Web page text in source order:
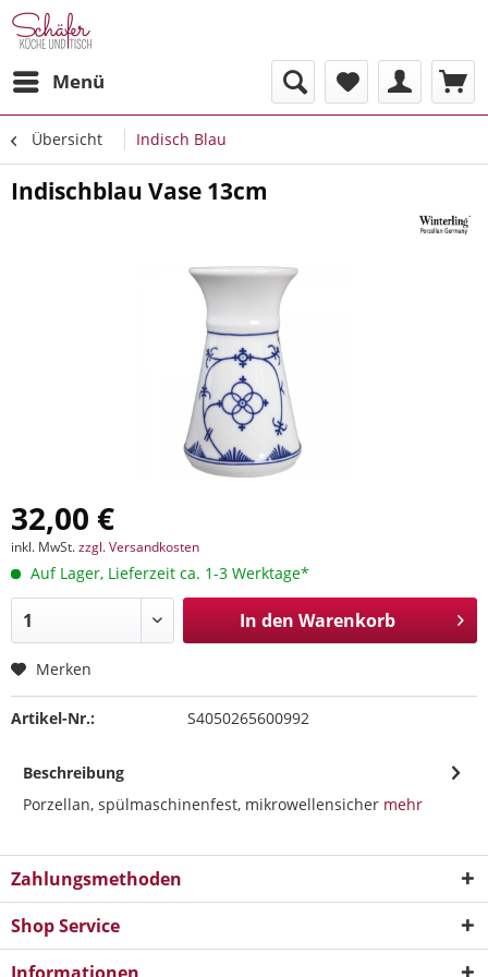
Menü
Übersicht Indisch Blau
Indischblau Vase 13cm
32,00 €
inkl. MwSt.zzgl. Versandkosten
Auf Lager, Lieferzeit ca. 1-3 Werktage*
In den Warenkorb
Merken
Artikel-Nr.: S4050265600992
Beschreibung
Porzellan, spülmaschinenfest, mikrowellensicher mehr
Zahlungsmethoden
Shop Service